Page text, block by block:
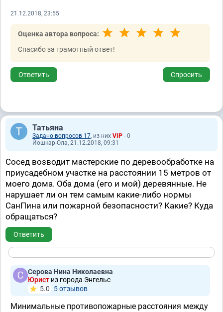
21.12.2018, 23:55
Оценка автора вопроса:
Спасибо за грамотный ответ!
Ответить Спросить
Татьяна
Задано вопросов 17, из них VIP - 0
Йошкар-Ола, 21.12.2018, 09:31
Сосед возводит мастерские по деревообработке на
приусадебном участке на расстоянии 15 метров от
моего дома. Оба дома (его и мой) деревянные. Не
нарушает ли он тем самым какие-либо нормы
СанПина или пожарной безопасности? Какие? Куда
обращаться?
Ответить
Серова Нина Николаевна
Юрист из города Энгельс
5.0
5 отзывов
Минимальные противопожарные расстояния между